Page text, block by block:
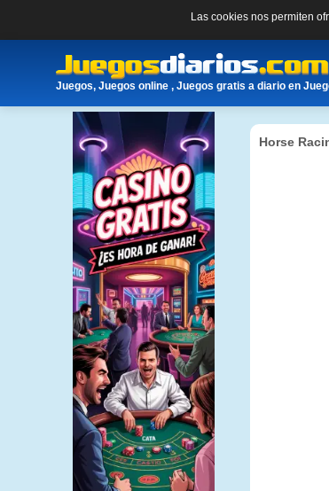
Las cookies nos permiten
Juegos, Juegos online , Juegos gratis a diario en
Horse